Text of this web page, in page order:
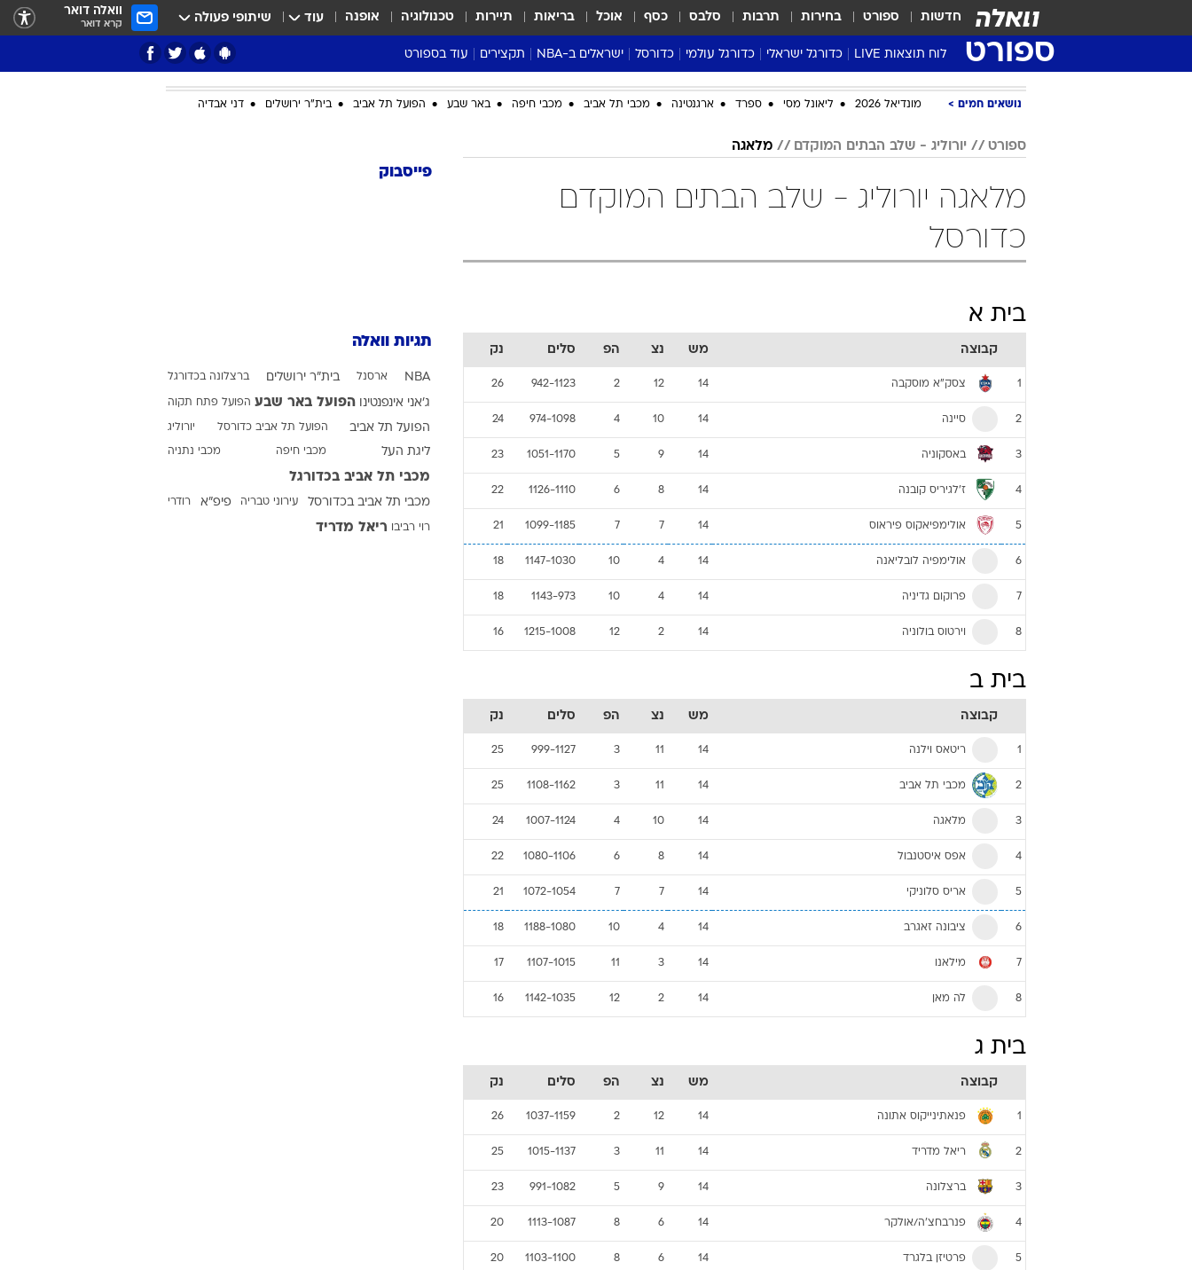
חדשות ספורט בחירות תרבות סלבס כסף אוכל בריאות תיירות טכנולוגיה אופנה עוד שיתופי פעולה וואלה דואר
קרא דואר
ספורט לוח תוצאות LIVE כדורגל ישראלי
ליגת העל Winner
גביע המדינה
שגרירים
כדורגל עולמי
ליגה אנגלית
ליגה איטלקית
ליגה צרפתית
כדורסל
ליגת העל
נבחרות ישראל בכדורסל
ישראלים ב-NBA
דני אבדיה
תקצירים עוד בספורט
מונדיאל 2026
NBA
פודקאסטים
ענפים נוספים
לוח שידורים
החידה של ספורט1
ארכיון מדורים מחוץ לקווים
כתבו לנו
נושאים חמים מונדיאל 2026 ליאונל מסי ספרד ארגנטינה מכבי תל אביב מכבי חיפה באר שבע הפועל תל אביב בית"ר ירושלים דני אבדיה
ספורט יורוליג - שלב הבתים המוקדם מלאגה
מלאגה יורוליג - שלב הבתים המוקדם
כדורסל
בית א
קבוצה מש נצ הפ סלים נק
1 צסק"א מוסקבה 14
12
2
942-1123
26
2 סיינה 14
10
4
974-1098
24
3 באסקוניה 14
9
5
1051-1170
23
4 ז'לגיריס קובנה 14
8
6
1126-1110
22
5 אולימפיאקוס פיראוס 14
7
7
1099-1185
21
6 אולימפיה לובליאנה 14
4
10
1147-1030
18
7 פרוקום גדיניה 14
4
10
1143-973
18
8 וירטוס בולוניה 14
2
12
1215-1008
16
בית ב
קבוצה מש נצ הפ סלים נק
1 ריטאס וילנה 14
11
3
999-1127
25
2 מכבי תל אביב 14
11
3
1108-1162
25
3 מלאגה 14
10
4
1007-1124
24
4 אפס איסטנבול 14
8
6
1080-1106
22
5 אריס סלוניקי 14
7
7
1072-1054
21
6 ציבונה זאגרב 14
4
10
1188-1080
18
7 מילאנו 14
3
11
1107-1015
17
8 לה מאן 14
2
12
1142-1035
16
בית ג
קבוצה מש נצ הפ סלים נק
1 פנאתינייקוס אתונה 14
12
2
1037-1159
26
2 ריאל מדריד 14
11
3
1015-1137
25
3 ברצלונה 14
9
5
991-1082
23
4 פנרבחצ'ה/אולקר 14
6
8
1113-1087
20
5 פרטיזן בלגרד 14
6
8
1103-1100
20
פייסבוק
תגיות וואלה
NBA ארסנל בית"ר ירושלים ברצלונה בכדורגל
ג'אני אינפנטינו הפועל באר שבע הפועל פתח תקוה
הפועל תל אביב הפועל תל אביב כדורסל יורוליג
ליגת העל מכבי חיפה מכבי נתניה
מכבי תל אביב בכדורגל
מכבי תל אביב בכדורסל עירוני טבריה פיפ"א רודרי
רוי רביבו ריאל מדריד